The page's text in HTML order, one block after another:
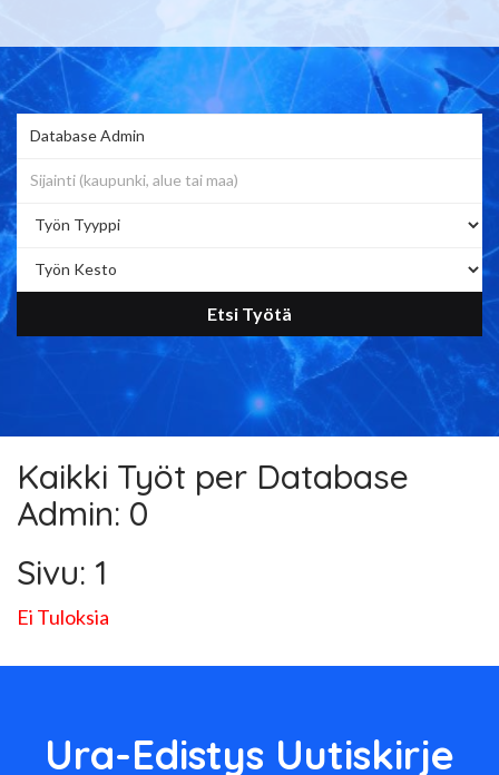
Kaikki Työt per Database
Admin: 0
Sivu: 1
Ei Tuloksia
Ura-Edistys Uutiskirje